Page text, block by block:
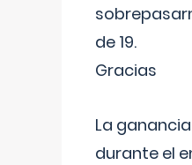
de 19.
Gracias
La
durante el